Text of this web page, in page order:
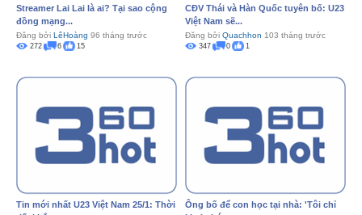
Streamer Lai Lai là ai? Tại sao cộng
đồng mạng...
Đăng bởi LêHoàng 96 tháng trước
272 6 15
CĐV Thái và Hàn Quốc tuyên bố: U23
Việt Nam sẽ...
Đăng bởi Quachhon 103 tháng trước
347 0 1
Tin mới nhất U23 Việt Nam 25/1: Thời
Ông bố để con học tại nhà: 'Tôi chỉ